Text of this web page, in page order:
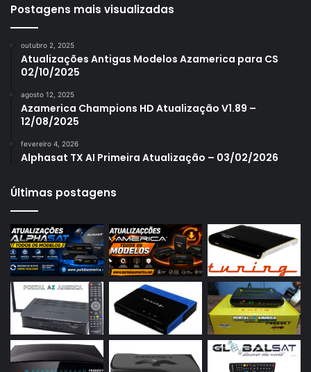
Azamerica S1005
Azamerica S1006 Plus
Azamerica S1007 New
Azamerica S1007 Plus
Azamerica S1009
Azamerica S2005
Azamerica S2010
Azamerica S2015
Azamerica S922
Azamerica S922 Mini
Azamerica S928
Azamerica Silver
Postagens mais visualizadas
outubro 2, 2025
Atualizações Antigas Modelos Azamerica para CS
02/10/2025
agosto 12, 2025
Azamerica Champions HD Atualização V1.89 –
12/08/2025
fevereiro 4, 2026
Alphasat TX AI Primeira Atualização – 03/02/2026
Últimas postagens